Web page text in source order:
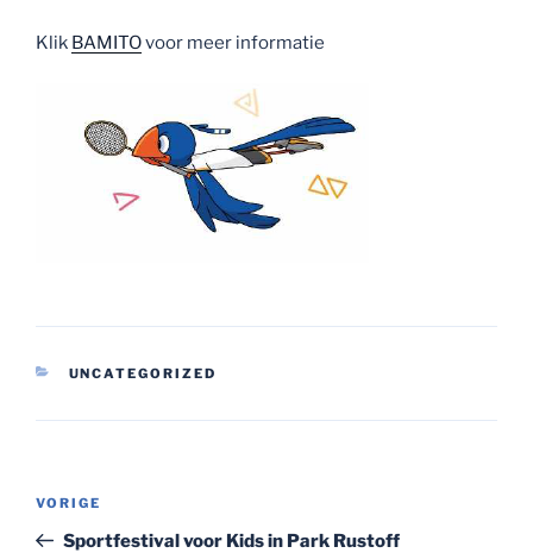
Klik BAMITOvoor meer informatie
CATEGORIEËN
UNCATEGORIZED
Vorig
bericht
VORIGE
Sportfestival voor Kids in Park Rustoff